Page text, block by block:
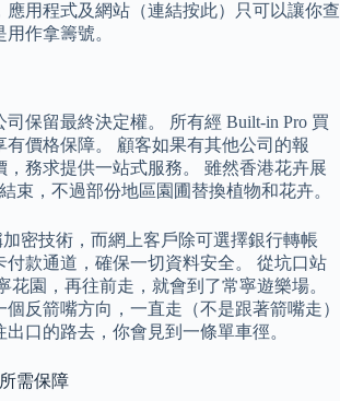
應用程式及網站（連結按此）只可以讓你查
作拿籌號。
保留最終決定權。 所有經 Built-in Pro 買
有價格保障。 顧客如果有其他公司的報
，務求提供一站式服務。 雖然香港花卉展
束，不過部份地區園圃替換植物和花卉。
密技術，而網上客戶除可選擇銀行轉帳
付款通道，確保一切資料安全。 從坑口站
花園，再往前走，就會到了常寧遊樂場。
反箭嘴方向，一直走（不是跟著箭嘴走）
口的路去，你會見到一條單車徑。
需保障